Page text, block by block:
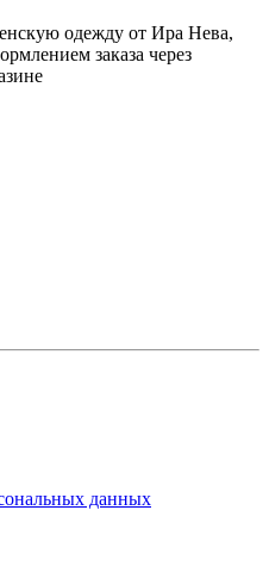
одежду от Ира Нева,
заказа через
данных